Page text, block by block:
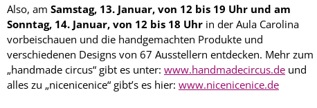
Also, am Samstag, 13. Januar, von 12 bis 19 Uhr und am
Sonntag, 14. Januar, von 12 bis 18 Uhr in der Aula Carolina
vorbeischauen und die handgemachten Produkte und
verschiedenen Designs von 67 Ausstellern entdecken. Mehr zum
„handmade circus“ gibt es unter: www.handmadecircus.de und
alles zu „nicenicenice“ gibt’s es hier: www.nicenicenice.de